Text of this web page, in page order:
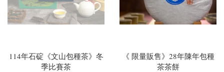
114年石碇《文山包種茶》冬
季比賽茶
《 限量販售》28年陳年包種
茶茶餅